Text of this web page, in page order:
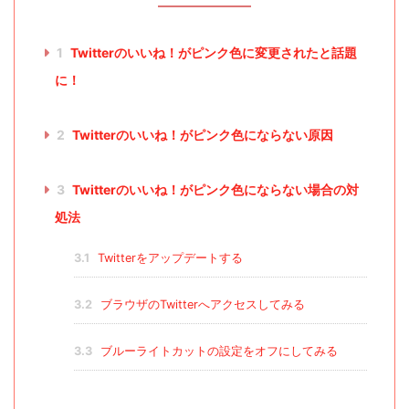
1 Twitterのいいね！がピンク色に変更されたと話題
に！
2 Twitterのいいね！がピンク色にならない原因
3 Twitterのいいね！がピンク色にならない場合の対
処法
3.1 Twitterをアップデートする
3.2 ブラウザのTwitterへアクセスしてみる
3.3 ブルーライトカットの設定をオフにしてみる